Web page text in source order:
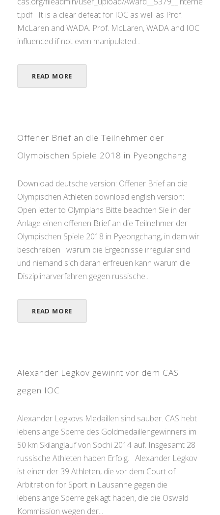
t.pdf It is a clear defeat for IOC as well as Prof.
McLaren and WADA. Prof. McLaren, WADA and IOC
influenced if not even manipulated...
READ MORE
Offener Brief an die Teilnehmer der
Olympischen Spiele 2018 in Pyeongchang
Download deutsche version: Offener Brief an die
Olympischen Athleten download english version:
Open letter to Olympians Bitte beachten Sie in der
Anlage einen offenen Brief an die Teilnehmer der
Olympischen Spiele 2018 in Pyeongchang, in dem wir
beschreiben warum die Ergebnisse irregulär sind
und niemand sich daran erfreuen kann warum die
Disziplinarverfahren gegen russische...
READ MORE
Alexander Legkov gewinnt vor dem CAS
gegen IOC
Alexander Legkovs Medaillen sind sauber. CAS hebt
lebenslange Sperre des Goldmedaillengewinners im
50 km Skilanglauf von Sochi 2014 auf. Insgesamt 28
russische Athleten haben Erfolg. Alexander Legkov
ist einer der 39 Athleten, die vor dem Court of
Arbitration for Sport in Lausanne gegen die
lebenslange Sperre geklagt haben, die die Oswald
Kommission wegen der...